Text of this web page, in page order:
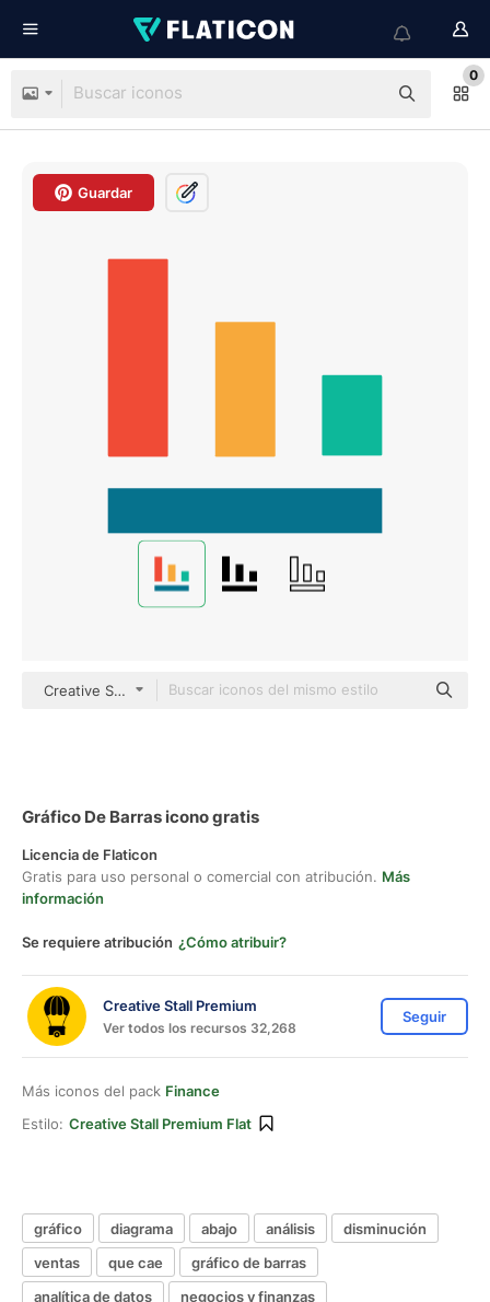
0
Guardar
Creative Stall Premium Flat
Gráfico De Barras icono gratis
Licencia de Flaticon
Gratis para uso personal o comercial con atribución. Más
información
Se requiere atribución ¿Cómo atribuir?
Creative Stall Premium
Ver todos los recursos 32,268
Seguir
Más iconos del pack Finance
Estilo: Creative Stall Premium Flat
gráfico diagrama abajo análisis
disminución
ventas
que cae
gráfico de barras
analítica de datos
negocios y finanzas